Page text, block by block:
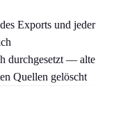
Exports und jeder
durchgesetzt — alte
Quellen gelöscht